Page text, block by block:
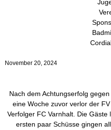
November 20, 2024
Nach dem Achtungserfolg
eine Woche zuvor verlor der
Verfolger FC Varnhalt. Die
ersten paar Schüsse gingen